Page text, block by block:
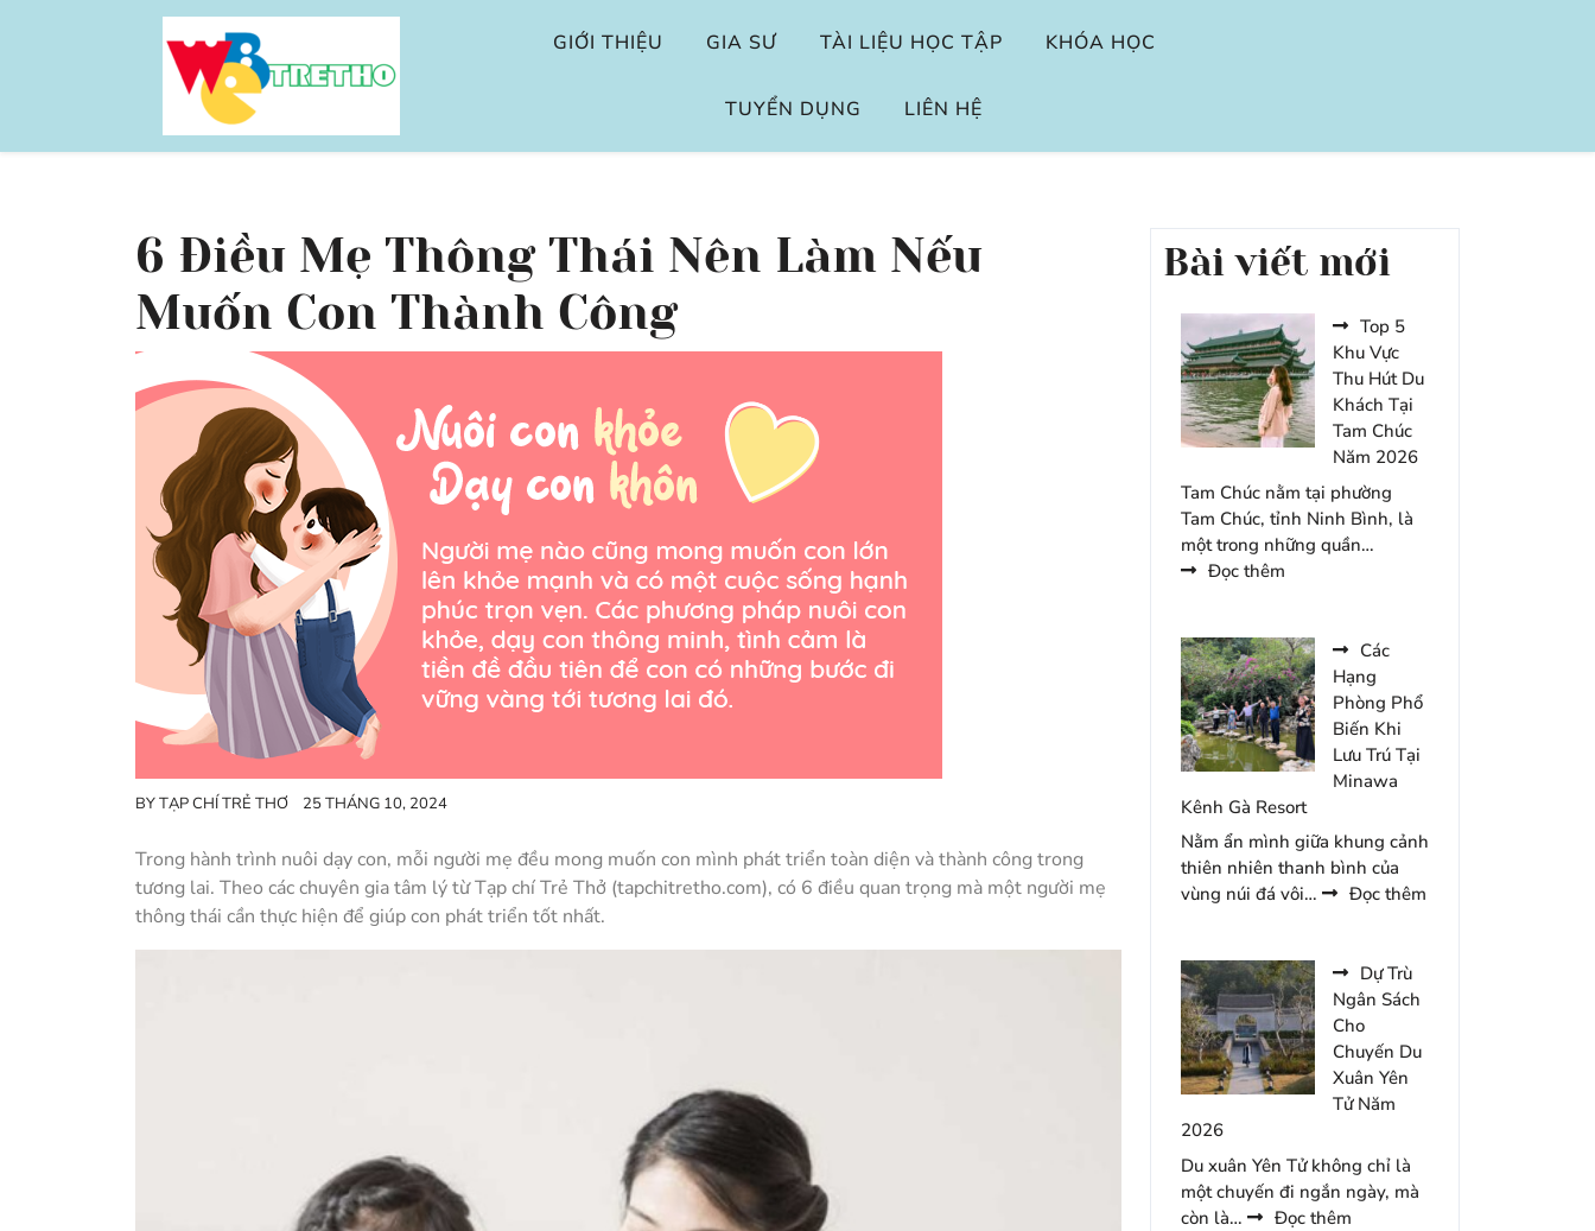
GIỚI THIỆU GIA SƯ TÀI LIỆU HỌC TẬP KHÓA HỌC
TUYỂN DỤNG LIÊN HỆ
6 Điều Mẹ Thông Thái Nên Làm Nếu
Muốn Con Thành Công
BYTẠP CHÍ TRẺ THƠ 25 THÁNG 10, 2024
Trong hành trình nuôi dạy con, mỗi người mẹ đều mong muốn con mình phát triển toàn diện và thành công trong
tương lai. Theo các chuyên gia tâm lý từ Tạp chí Trẻ Thở (tapchitretho.com), có 6 điều quan trọng mà một người mẹ
thông thái cần thực hiện để giúp con phát triển tốt nhất.
Bài viết mới
Top 5
Khu Vực
Thu Hút Du
Khách Tại
Tam Chúc
Năm 2026
Tam Chúc nằm tại phường
Tam Chúc, tỉnh Ninh Bình, là
một trong những quần…
Đọc thêm
Khu
Vực
Thu
Hút
Du
Khách
Tại
Tam
Chúc
Năm
Các
Hạng
Phòng Phổ
Biến Khi
Lưu Trú Tại
Minawa
Kênh Gà Resort
Nằm ẩn mình giữa khung cảnh
thiên nhiên thanh bình của
vùng núi đá vôi…
Đọc thêm
Dự Trù
Ngân Sách
Cho
Chuyến Du
Xuân Yên
Tử Năm
2026
Du xuân Yên Tử không chỉ là
một chuyến đi ngắn ngày, mà
còn là…
Đọc thêm